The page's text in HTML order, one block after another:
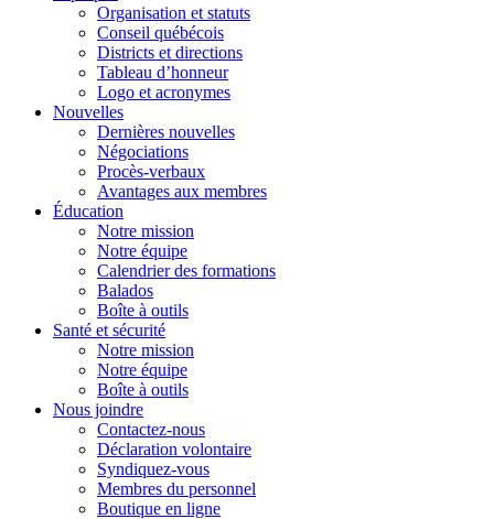
Organisation et statuts
Conseil québécois
Districts et directions
Tableau d’honneur
Logo et acronymes
Nouvelles
Dernières nouvelles
Négociations
Procès-verbaux
Avantages aux membres
Éducation
Notre mission
Notre équipe
Calendrier des formations
Balados
Boîte à outils
Santé et sécurité
Notre mission
Notre équipe
Boîte à outils
Nous joindre
Contactez-nous
Déclaration volontaire
Syndiquez-vous
Membres du personnel
Boutique en ligne